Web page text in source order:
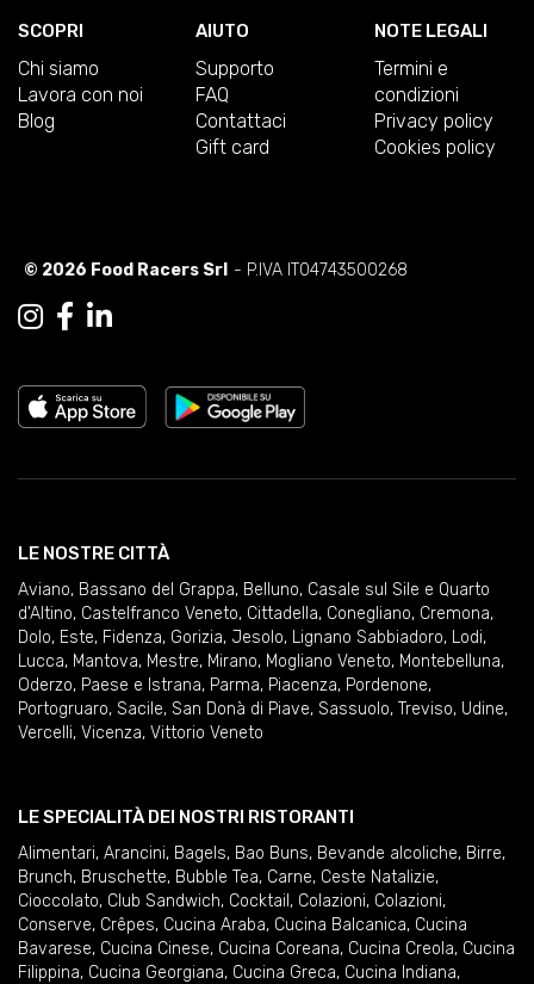
SCOPRI
Chi siamo
Lavora con noi
Blog
AIUTO
Supporto
FAQ
Contattaci
Gift card
NOTE LEGALI
Termini e
condizioni
Privacy policy
Cookies policy
© 2026 Food Racers Srl - P.IVA IT04743500268
LE NOSTRE CITTÀ
Aviano, Bassano del Grappa, Belluno, Casale sul Sile e Quarto
d'Altino, Castelfranco Veneto, Cittadella, Conegliano, Cremona,
Dolo, Este, Fidenza, Gorizia, Jesolo, Lignano Sabbiadoro, Lodi,
Lucca, Mantova, Mestre, Mirano, Mogliano Veneto, Montebelluna,
Oderzo, Paese e Istrana, Parma, Piacenza, Pordenone,
Portogruaro, Sacile, San Donà di Piave, Sassuolo, Treviso, Udine,
Vercelli, Vicenza, Vittorio Veneto
LE SPECIALITÀ DEI NOSTRI RISTORANTI
Alimentari, Arancini, Bagels, Bao Buns, Bevande alcoliche, Birre,
Brunch, Bruschette, Bubble Tea, Carne, Ceste Natalizie,
Cioccolato, Club Sandwich, Cocktail , Colazioni, Colazioni,
Conserve, Crêpes, Cucina Araba, Cucina Balcanica, Cucina
Bavarese, Cucina Cinese, Cucina Coreana, Cucina Creola, Cucina
Filippina, Cucina Georgiana, Cucina Greca, Cucina Indiana,